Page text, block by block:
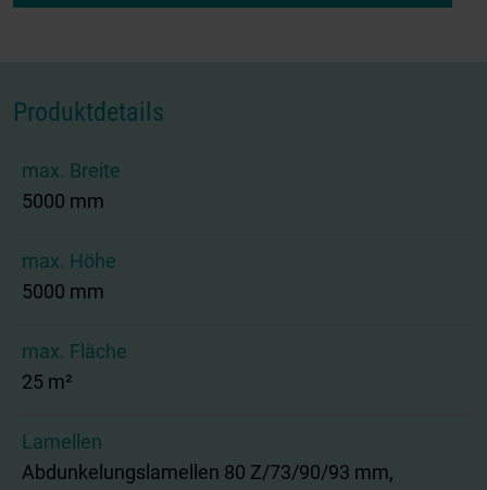
Produktdetails
max. Breite
5000 mm
max. Höhe
5000 mm
max. Fläche
25 m²
Lamellen
Abdunkelungslamellen 80 Z/73/90/93 mm,